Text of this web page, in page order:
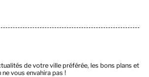
de votre ville préférée, les bons plans et
vous envahira pas !